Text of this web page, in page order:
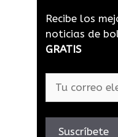
Recibe los
noticias de
GRATIS